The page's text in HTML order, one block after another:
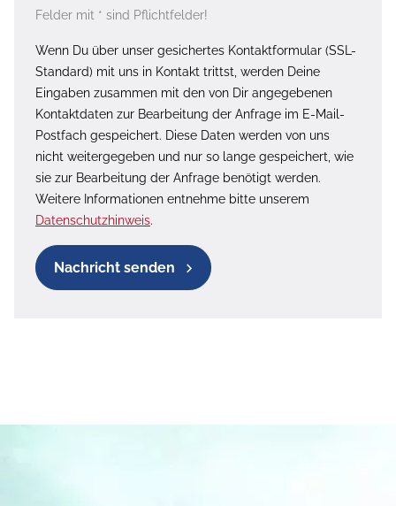
Felder mit * sind Pflichtfelder!
Wenn Du über unser gesichertes Kontaktformular (SSL-
Standard) mit uns in Kontakt trittst, werden Deine
Eingaben zusammen mit den von Dir angegebenen
Kontaktdaten zur Bearbeitung der Anfrage im E-Mail-
Postfach gespeichert. Diese Daten werden von uns
nicht weitergegeben und nur so lange gespeichert, wie
sie zur Bearbeitung der Anfrage benötigt werden.
Weitere Informationen entnehme bitte unserem
Datenschutzhinweis.
Nachricht senden